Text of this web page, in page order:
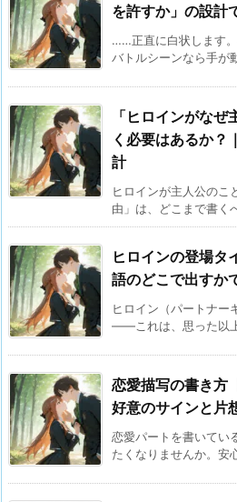
を許すか」の設計
……正直に白状します。
バトルシーンなら手が
「ヒロインがな
く必要はあるか？
計
ヒロインが主人公のこ
由」は、どこまで書く
ヒロインの登場タ
語のどこで出すか
ヒロイン（パートナー
——これは、思った以
恋愛描写の書き方
好意のサインと片
恋愛パートを書いてい
たくなりませんか。安